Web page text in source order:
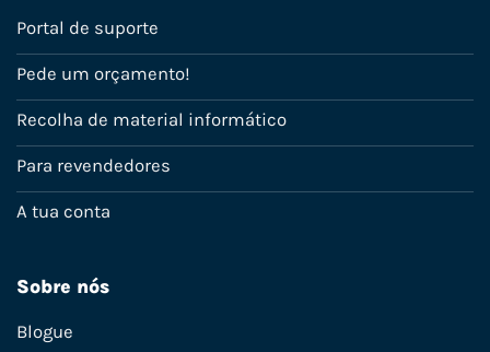
Portal de suporte
Pede um orçamento!
Recolha de material informático
Para revendedores
A tua conta
Sobre nós
Blogue